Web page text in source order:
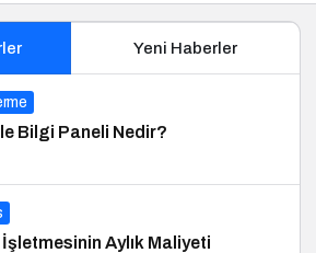
Yeni Haberler
Bilgi Paneli Nedir?
İşletmesinin Aylık Maliyeti